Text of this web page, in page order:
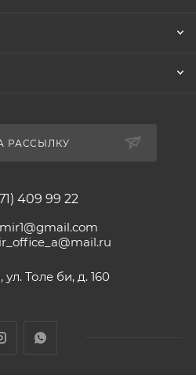
РАССЫЛКУ
409 99 22
Толе би, д. 160